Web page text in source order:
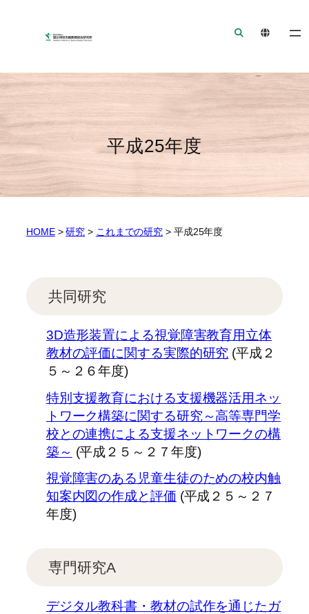
シ
ジ
ャ
ン
へ
ジ
へ
プ
平成25年度
HOME>研究 > これまでの研究 > 平成25年度
共同研究
3D造形装置による視覚障害教育用立体
教材の評価に関する実際的研究 (平成２
５～２６年度)
特別支援教育における支援機器活用ネッ
トワーク構築に関する研究～高等専門学
校との連携による支援ネットワークの構
築～ (平成２５～２７年度)
視覚障害のある児童生徒のための校内触
知案内図の作成と評価 (平成２５～２７
年度)
専門研究A
デジタル教科書・教材の試作を通じたガ